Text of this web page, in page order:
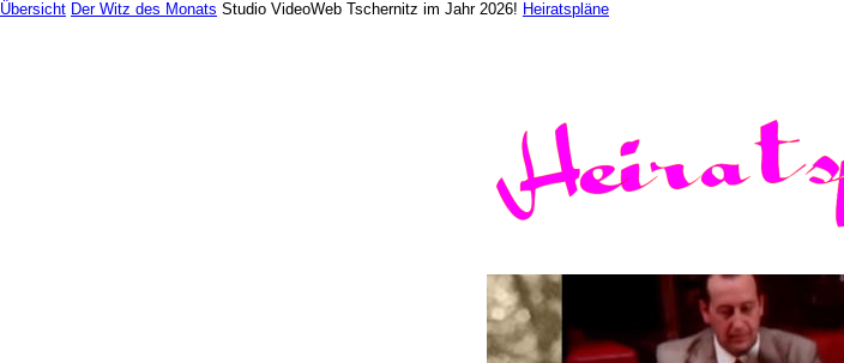
Übersicht Der Witz des Monats Studio VideoWeb Tschernitz im Jahr 2026! Heiratspläne